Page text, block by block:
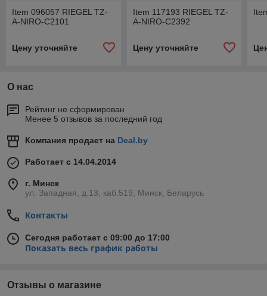
Item 096057 RIEGEL TZ-
A-NIRO-C2101
Цену уточняйте
Item 117193 RIEGEL TZ-
A-NIRO-C2392
Цену уточняйте
О нас
Рейтинг не сформирован
Менее 5 отзывов за последний год
Компания продает на Deal.by
Работает с 14.04.2014
г. Минск
ул. Западная, д.13, каб.519, Минск, Беларусь
Контакты
Сегодня работает с 09:00 до 17:00
Показать весь график работы
Отзывы о магазине